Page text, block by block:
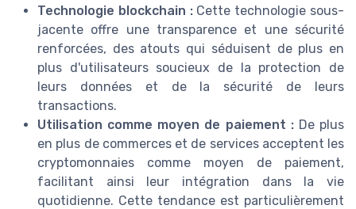
Technologie blockchain :Cette technologie sous-
jacente offre une transparence et une sécurité
renforcées, des atouts qui séduisent de plus en
plus d'utilisateurs soucieux de la protection de
leurs données et de la sécurité de leurs
transactions.
Utilisation comme moyen de paiement :De plus
en plus de commerces et de services acceptent les
cryptomonnaies comme moyen de paiement,
facilitant ainsi leur intégration dans la vie
quotidienne. Cette tendance est particulièrement